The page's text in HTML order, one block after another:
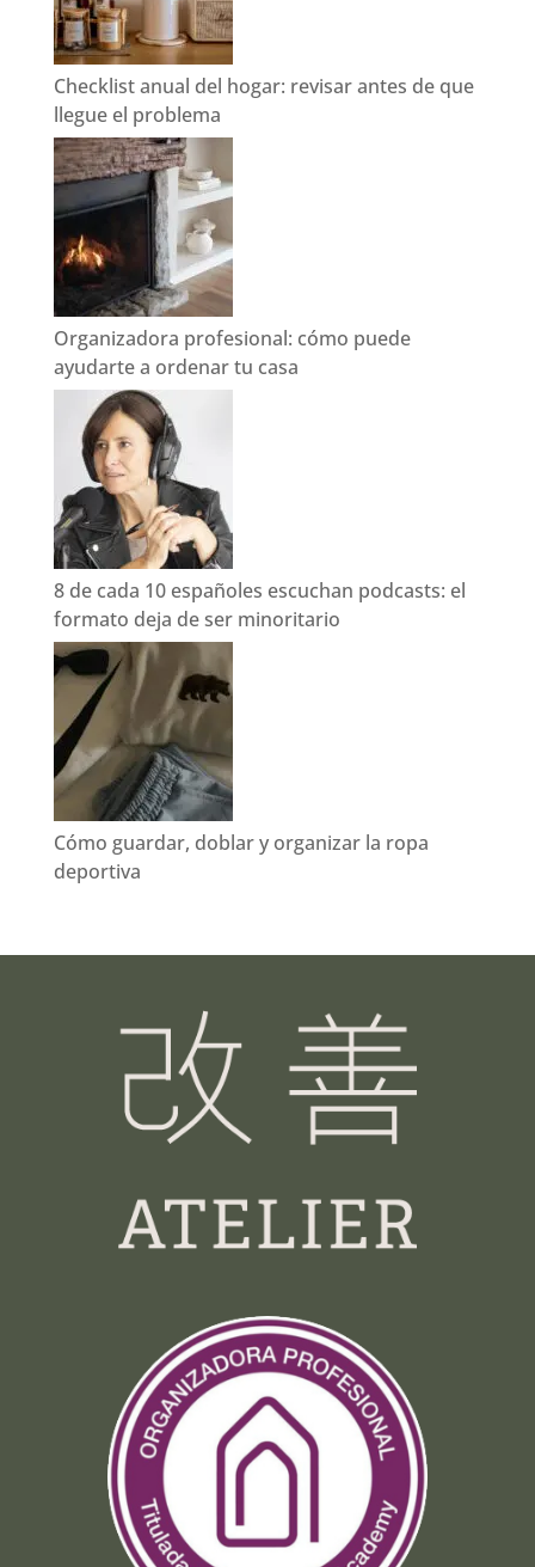
Checklist anual del hogar: revisar antes de que
llegue el problema
Organizadora profesional: cómo puede
ayudarte a ordenar tu casa
8 de cada 10 españoles escuchan podcasts: el
formato deja de ser minoritario
Cómo guardar, doblar y organizar la ropa
deportiva